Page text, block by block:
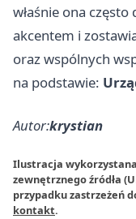
właśnie ona
akcentem i
oraz wspólnych
na podstawie:
Autor:krystian
Ilustracja
zewnętrznego źródła
przypadku zastrzeżeń
kontakt.